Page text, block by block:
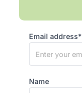
Email address*
Name